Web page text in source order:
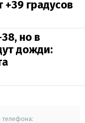
+39 градусов
но в
дожди:
телефона: